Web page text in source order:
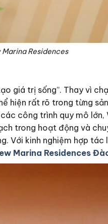
Marina Residences
giá trị sống”. Thay vì
hiện rất rõ trong từng
công trình quy mô lớn,
trong hoạt động và
Với kinh nghiệm hợp tác
Marina Residences